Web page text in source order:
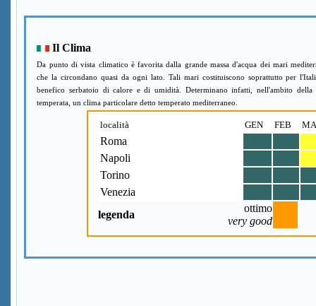
Il Clima
Da punto di vista climatico è favorita dalla grande massa d'acqua dei mari
che la circondano quasi da ogni lato. Tali mari costituiscono soprattutto per
benefico serbatoio di calore e di umidità. Determinano infatti, nell'ambito della
temperata, un clima particolare detto temperato mediterraneo.
località GEN FEB
Roma
Napoli
Torino
Venezia
legenda
ottimo
very good